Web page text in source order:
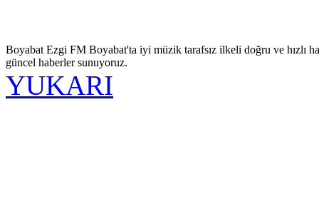
Boyabat Ezgi FM Boyabat'ta iyi müzik tarafsız ilkeli doğru ve hızlı
güncel haberler sunuyoruz.
YUKARI